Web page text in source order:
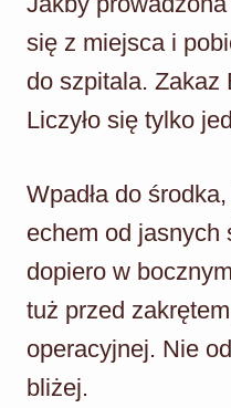
się z miejsca i
do szpitala. Zakaz
Liczyło się tylko
Wpadła do
echem od jasnych
dopiero w
tuż przed
operacyjnej. Nie
bliżej.